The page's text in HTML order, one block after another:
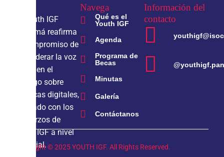
El Youth IGF
Panamá reafirma
el compromiso de
empoderar la voz
joven en el
diálogo sobre
políticas digitales,
alineado con los
esfuerzos de
Youth IGF a nivel
mundial.
Navega
Qué es el
Youth IGF
Agenda
Programa de
Becas
Minutas
Galería
Contáctanos
Información del
contacto
Copyright © 2025 YOUTH IGF. All Rights Reserved.